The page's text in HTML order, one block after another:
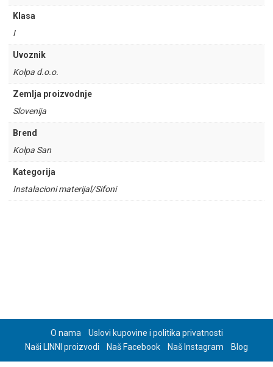
Klasa
I
Uvoznik
Kolpa d.o.o.
Zemlja proizvodnje
Slovenija
Brend
Kolpa San
Kategorija
Instalacioni materijal/Sifoni
O nama
Uslovi kupovine i politika privatnosti
Naši LINNI proizvodi
Naš Facebook Naš Instagram Blog